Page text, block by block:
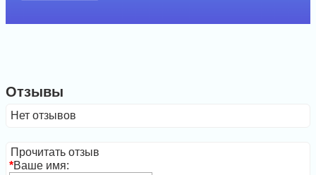
Отзывы
Нет отзывов
Прочитать отзыв
*Ваше имя: